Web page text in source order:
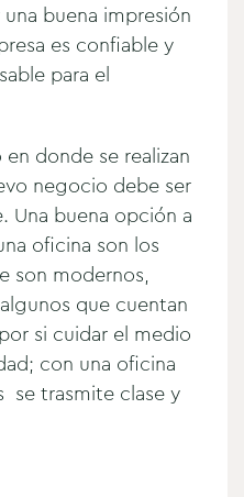
buena impresión
es confiable y
para el
donde se realizan
negocio debe ser
Una buena opción a
oficina son los
son modernos,
que cuentan
si cuidar el medio
con una oficina
se trasmite clase y